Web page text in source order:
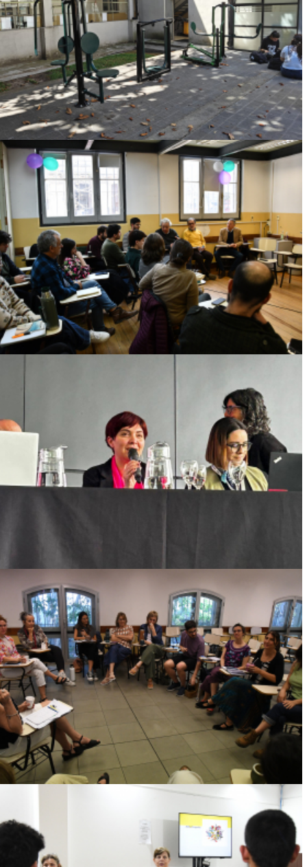
INAUGURACIÓN DE ESTACIÓN DE
GIMNASIA AL AIRE LIBRE
Ver más
CONVERSATORIO DE APERTURA AL CICLO
DE CELEBRACIONES POR LOS 30 AÑOS DE
LA PSICOLOGÍA DE LAS ORGANIZACIONES
Y EL TRABAJO
Ver más
DOCENTES DE LA FACULTAD DE
PSICOLOGÍA PARTICIPARON EN EL VII
CONGRESO DE BUENAS PRÁCTICAS EN
DISPACIDAD
FACULTAD CELEBRÓ ENCUENTROS PARA
LA EVALUACIÓN DE LAS UCO EN
DE LA NUEVA ESCALA CONCEPTUAL
UDELAR
Ver más
CON TALLERES Y ACTIVIDADES DE